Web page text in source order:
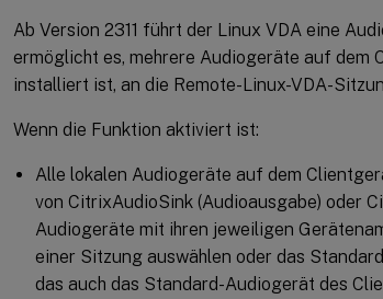
Ab Version 2311 führt der Linux VDA eine
ermöglicht es, mehrere Audiogeräte auf dem
installiert ist, an die Remote-Linux-VDA-
Wenn die Funktion aktiviert ist:
Alle lokalen Audiogeräte auf dem
von CitrixAudioSink (Audioausgabe) oder
Audiogeräte mit ihren jeweiligen
einer Sitzung auswählen oder das
das auch das Standard-Audiogerät des